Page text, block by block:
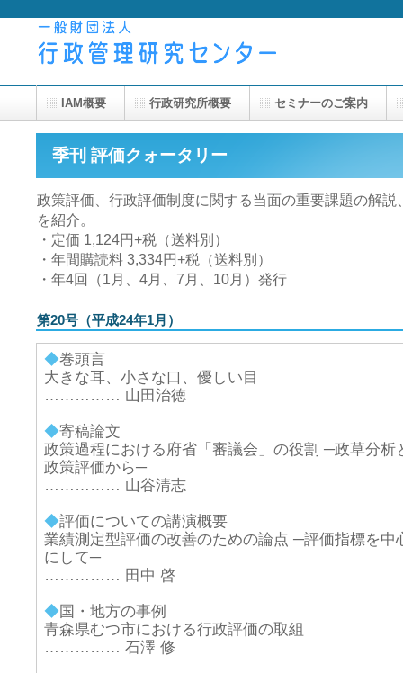
季刊 評価クォータリー
政策評価、行政評価制度に関する当面の重要課題の解
を紹介。
・定価 1,124円+税（送料別）
・年間購読料 3,334円+税（送料別）
・年4回（1月、4月、7月、10月）発行
第20号（平成24年1月）
◆巻頭言
大きな耳、小さな口、優しい目
…………… 山田治徳
◆寄稿論文
政策過程における府省「審議会」の役割 ─政草分析
政策評価から─
…………… 山谷清志
◆評価についての講演概要
業績測定型評価の改善のための論点 ─評価指標を中
にして─
…………… 田中 啓
◆国・地方の事例
青森県むつ市における行政評価の取組
…………… 石澤 修
IAM概要 行政研究所概要 セミナーのご案内